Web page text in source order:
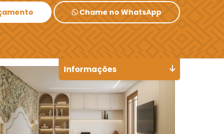
Chame no WhatsApp
Informações